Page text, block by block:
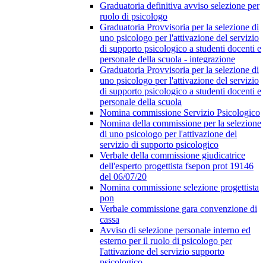
Graduatoria definitiva avviso selezione per
ruolo di psicologo
Graduatoria Provvisoria per la selezione di
uno psicologo per l'attivazione del servizio
di supporto psicologico a studenti docenti e
personale della scuola - integrazione
Graduatoria Provvisoria per la selezione di
uno psicologo per l'attivazione del servizio
di supporto psicologico a studenti docenti e
personale della scuola
Nomina commissione Servizio Psicologico
Nomina della commissione per la selezione
di uno psicologo per l'attivazione del
servizio di supporto psicologico
Verbale della commissione giudicatrice
dell'esperto progettista fsepon prot 19146
del 06/07/20
Nomina commissione selezione progettista
pon
Verbale commissione gara convenzione di
cassa
Avviso di selezione personale interno ed
esterno per il ruolo di psicologo per
l'attivazione del servizio supporto